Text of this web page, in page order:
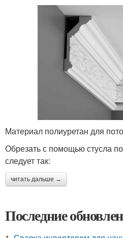
Материал полиуретан для
Обрезать с помощью стусла
следует так:
читать дальше →
Последние